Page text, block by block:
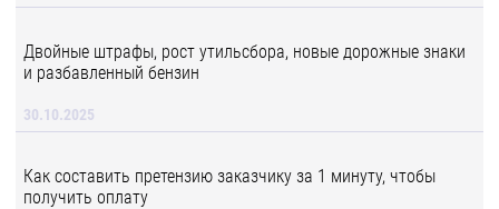
Двойные штрафы, рост утильсбора, новые дорожные знаки
и разбавленный бензин
30.10.2025
Как составить претензию заказчику за 1 минуту, чтобы
получить оплату